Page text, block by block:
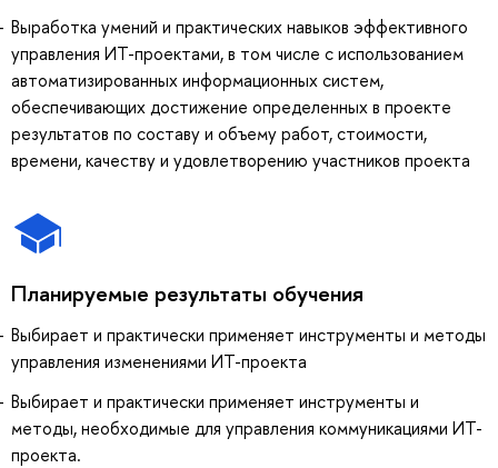
Выработка умений и практических навыков эффективного
управления ИТ-проектами, в том числе с использованием
автоматизированных информационных систем,
обеспечивающих достижение определенных в проекте
результатов по составу и объему работ, стоимости,
времени, качеству и удовлетворению участников проекта
Планируемые результаты обучения
Выбирает и практически применяет инструменты и методы
управления изменениями ИТ-проекта
Выбирает и практически применяет инструменты и
методы, необходимые для управления коммуникациями ИТ-
проекта.